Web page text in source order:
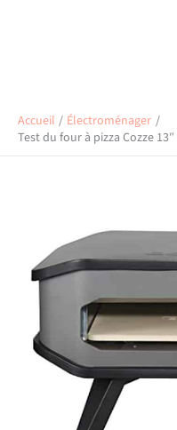
Accueil
Électroménager
Test du four à pizza Cozze